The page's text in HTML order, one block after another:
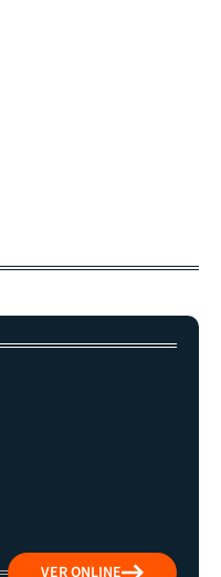
VER ONLINE